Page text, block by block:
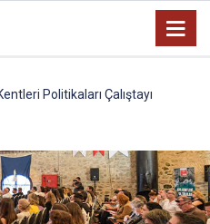
Kentleri Politikaları Çalıştayı